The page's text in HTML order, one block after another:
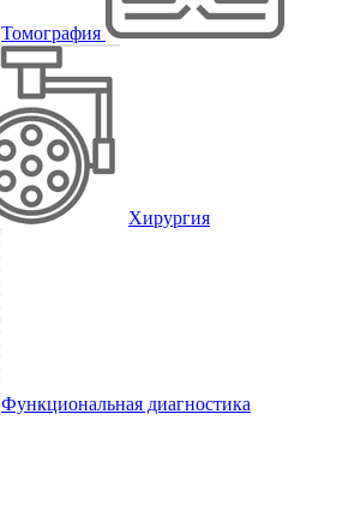
Томография
Хирургия
Функциональная диагностика